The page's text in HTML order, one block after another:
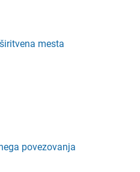
mesta
povezovanja